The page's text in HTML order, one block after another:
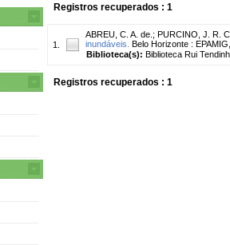
Registros recuperados : 1
1.
ABREU, C. A. de. ; PURCINO, J. R.
inundáveis. Belo Horizonte :
Biblioteca(s): Biblioteca Rui
Registros recuperados : 1